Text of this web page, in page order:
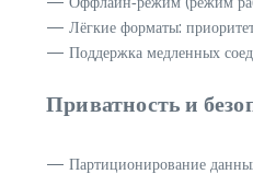
— Лёгкие форматы: приоритет
— Поддержка медленных
Приватность и
— Партиционирование